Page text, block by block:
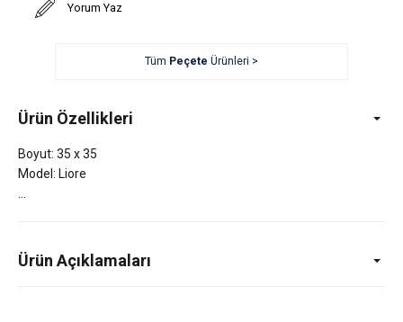
Yorum Yaz
Tüm Peçete Ürünleri >
Ürün Özellikleri
Boyut: 35 x 35
Model: Liore
Ürün Açıklamaları